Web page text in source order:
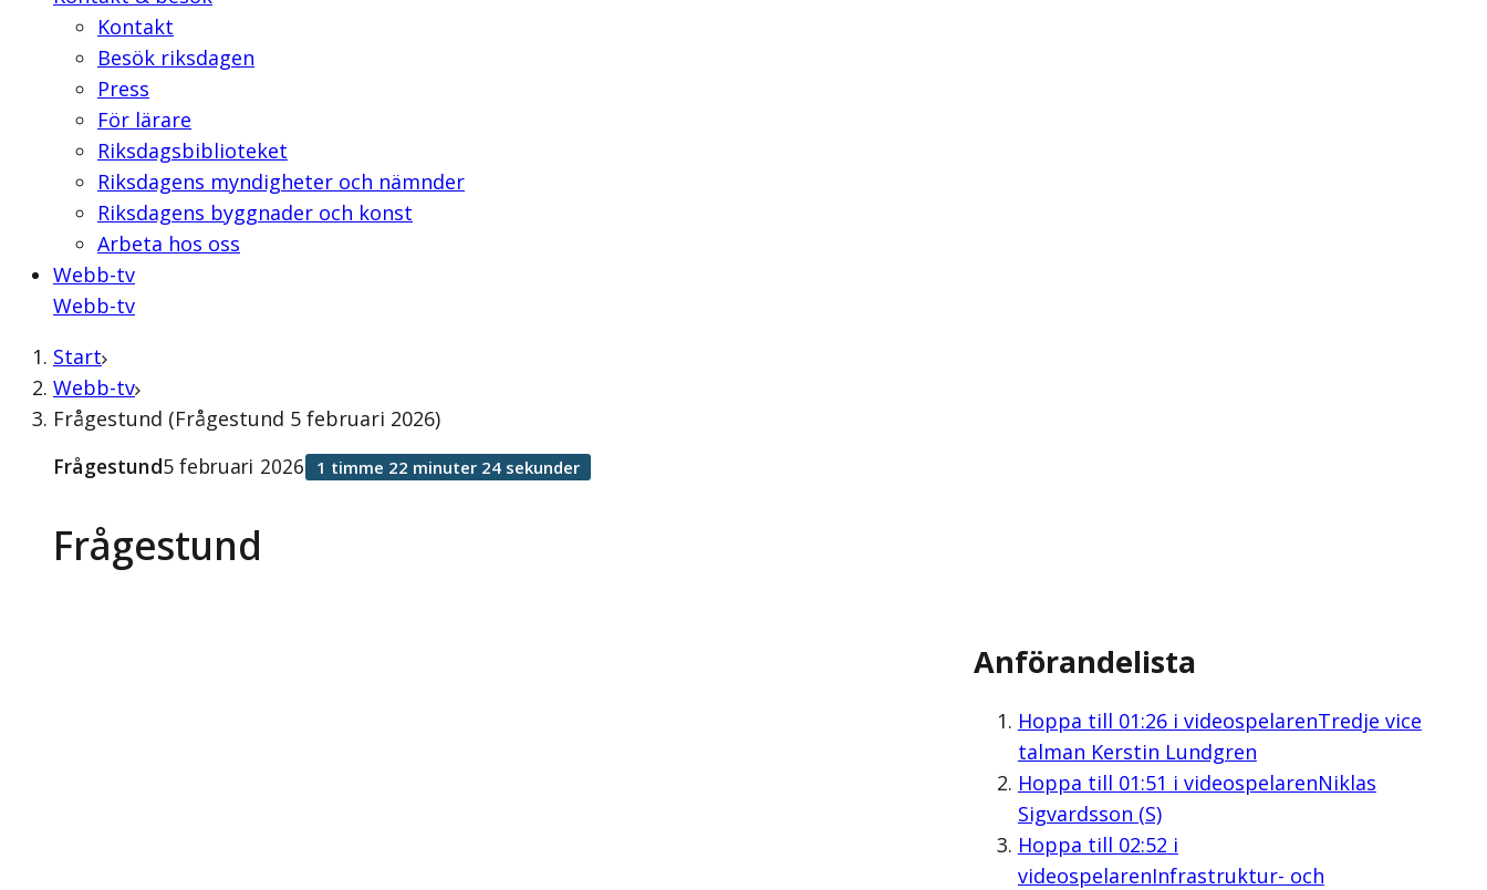
Kontakt
Besök riksdagen
Press
För lärare
Riksdagsbiblioteket
Riksdagens myndigheter och nämnder
Riksdagens byggnader och konst
Arbeta hos oss
Webb-tv
Webb-tv
Start
Webb-tv
Frågestund (Frågestund 5 februari 2026)
Frågestund
Frågestund5 februari 2026 1 timme 22 minuter 24 sekunder
Anförandelista
Hoppa till 01:26i videospelarenTredje vice
talman Kerstin Lundgren
Hoppa till 01:51 i videospelarenNiklas
Sigvardsson (S)
Hoppa till 02:52 i
videospelarenInfrastruktur- och